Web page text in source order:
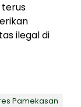
terus
ilegal di
Pamekasan